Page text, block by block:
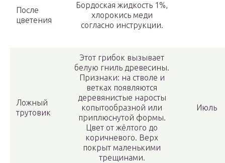
После
цветения
Бордоская жидкость 1%,
хлорокись меди
согласно инструкции.
Ложный
трутовик
Этот грибок вызывает
белую гниль древесины.
Признаки: на стволе и
ветках появляются
деревянистые наросты
копытообразной или
приплюснутой формы.
Цвет от жёлтого до
коричневого. Верх
покрыт маленькими
трещинами.
Июль